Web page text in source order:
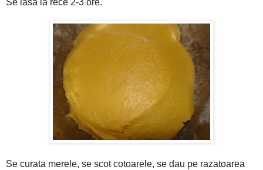
Se lasa la rece 2-3 ore.
Se curata merele, se scot cotoarele, se dau pe razatoarea